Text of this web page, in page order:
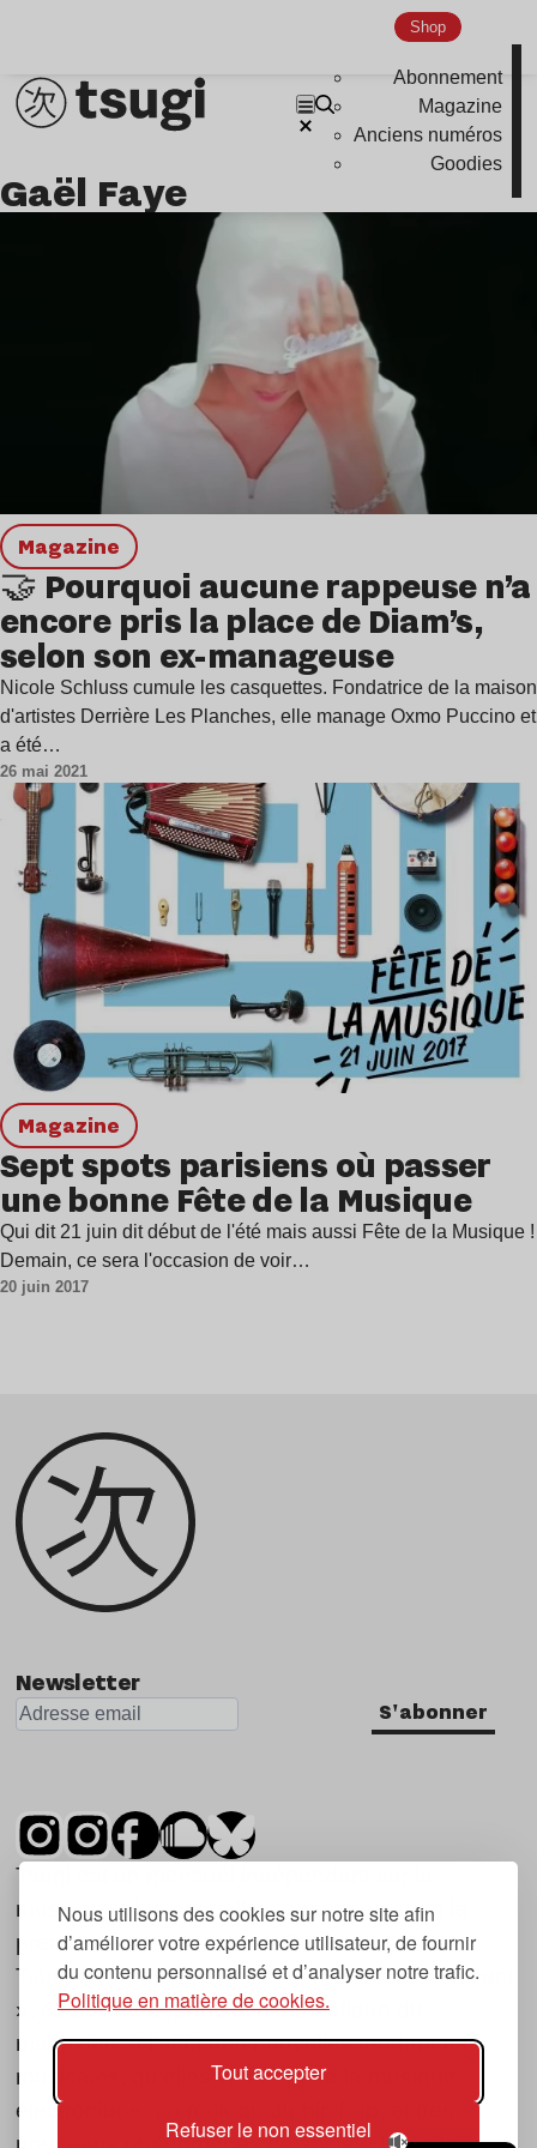
Nous utilisons des cookies sur notre site afin
d’améliorer votre expérience utilisateur, de fournir
du contenu personnalisé et d’analyser notre trafic.
Politique en matière de cookies.
Tout accepter
Refuser le non essentiel
Shop
Abonnement
Magazine
Anciens numéros
Goodies
Gaël Faye
magazine
🤝 Pourquoi aucune rappeuse n’a
encore pris la place de Diam’s,
selon son ex-manageuse
Nicole Schluss cumule les casquettes. Fondatrice de la maison
d'artistes Derrière Les Planches, elle manage Oxmo Puccino et
a été…
26 mai 2021
magazine
Sept spots parisiens où passer
une bonne Fête de la Musique
Qui dit 21 juin dit début de l'été mais aussi Fête de la Musique !
Demain, ce sera l'occasion de voir…
20 juin 2017
Newsletter
S'abonner
Tsugi est un mensuel indépendant sur la
musique et les nouvelles tendances, dont la
première parution date de 2007.
Tsugi en japonais signifie « prochain », « suivant
», ce qui correspond à la thématique du
magazine, à l’affût des nouvelles tendances
musicales, qu’elles viennent de la musique
électronique, du rock ou du hip hop, et des